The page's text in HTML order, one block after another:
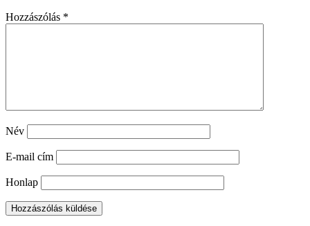
Hozzászólás *
Név
E-mail cím
Honlap